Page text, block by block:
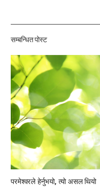
सम्बन्धित पोस्ट
परमेश्वरले हेर्नुभयो, त्यो असल थियो